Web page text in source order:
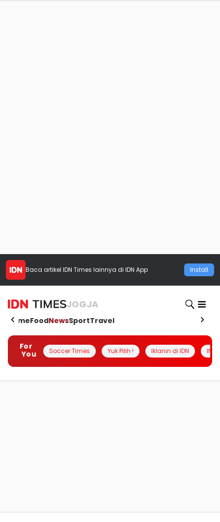
Baca artikel IDN Times lainnya di IDN App Install
JOGJA
HomeFoodNewsSportTravel
For
You
Soccer Times Yuk Pilih ! Iklanin di IDN